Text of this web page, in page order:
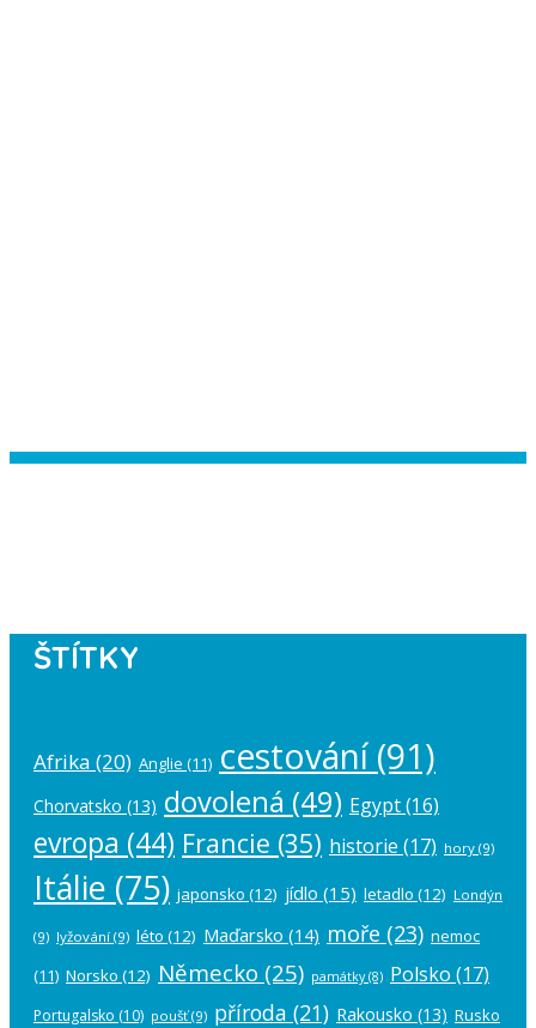
ŠTÍTKY
Afrika (20) Anglie (11) cestování(91)
Chorvatsko (13) dovolená (49) Egypt(16)
evropa (44) Francie (35) historie (17) hory (9)
Itálie (75) japonsko (12) jídlo (15) letadlo (12) Londýn
(9) lyžování (9) léto (12) Maďarsko (14) moře (23) nemoc
(11) Norsko (12) Německo (25) památky(8) Polsko (17)
Portugalsko (10) poušť(9) příroda (21) Rakousko (13) Rusko